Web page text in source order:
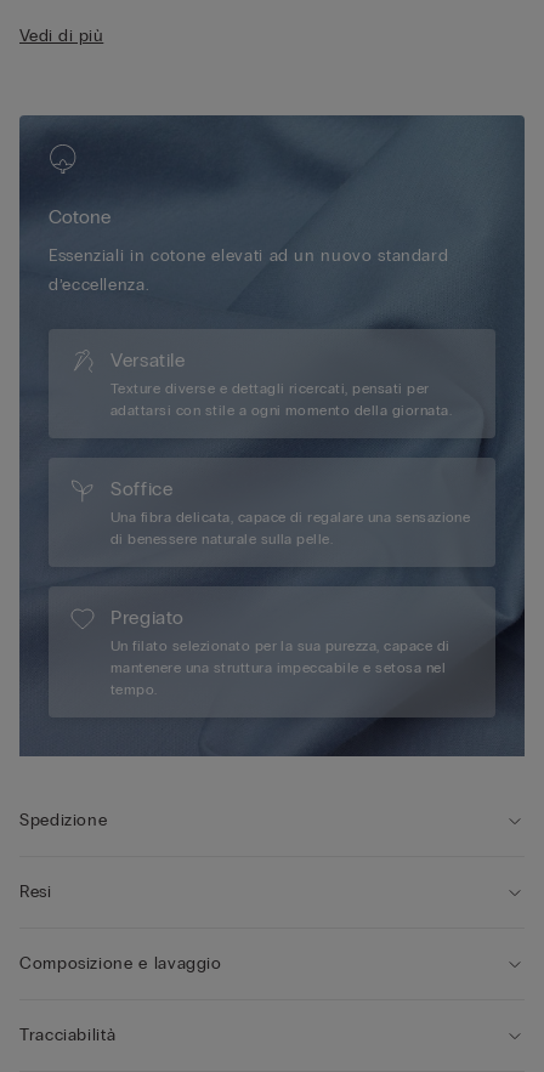
• Balenetta laterale molto morbida
• Spallina rivestita in cotone regolabile nella parte posteriore
• Effetto seno arrotondato
• La modella è alta 175 cm e indossa la taglia 2B / 75B / 34B /
Vedi di più
Cotone
Essenziali in cotone elevati ad un nuovo standard
d’eccellenza.
Versatile
Texture diverse e dettagli ricercati, pensati per
adattarsi con stile a ogni momento della giornata.
Soffice
Una fibra delicata, capace di regalare una sensazione
di benessere naturale sulla pelle.
Pregiato
Un filato selezionato per la sua purezza, capace di
mantenere una struttura impeccabile e setosa nel
tempo.
Spedizione
Resi
Composizione e lavaggio
Tracciabilità